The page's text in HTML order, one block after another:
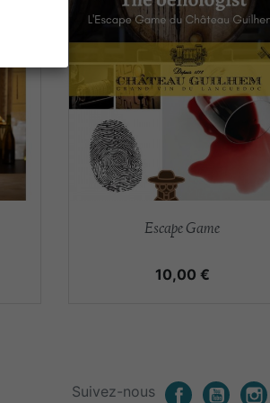
Aperçu rapide
Escape Game
Prix
10,00 €
Suivez-nous